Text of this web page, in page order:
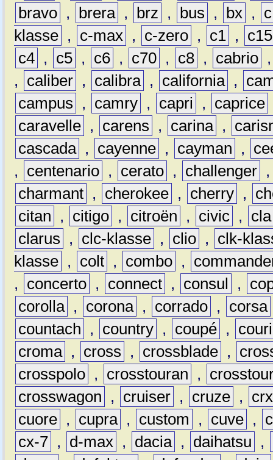
bravo , brera , brz , bus , bx ,
c
klasse , c-max , c-zero , c1 ,
c15
c4 , c5 , c6 , c70 , c8 , cabrio
,
caliber , calibra , california ,
campus
, camry , capri , caprice
caravelle , carens , carina ,
cascada , cayenne , cayman ,
,
centenario , cerato , challenger
charmant , cherokee , cherry ,
citan
, citigo , citroën , civic ,
cla
clarus
, clc-klasse , clio ,
clk-
klasse , colt , combo ,
,
concerto , connect , consul ,
corolla , corona , corrado , corsa
countach
, country , coupé ,
croma , cross , crossblade ,
crosspolo , crosstouran ,
crosswagon
, cruiser , cruze ,
crx
cuore , cupra , custom , cuve ,
cx-7 , d-max , dacia , daihatsu
,